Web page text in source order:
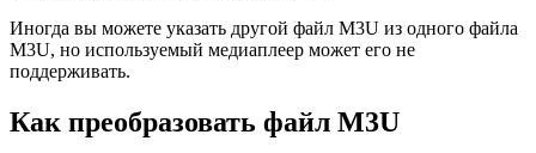
Иногда вы можете указать другой файл M3U из одного файла
M3U, но используемый медиаплеер может его не
поддерживать.
Как преобразовать файл M3U